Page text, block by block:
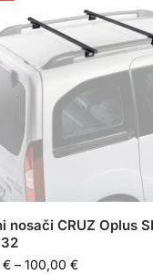
nosači CRUZ Oplus
€ – 100,00 €